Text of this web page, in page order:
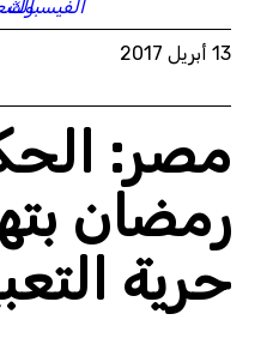
13 أبريل 2017
مصر:
رمضان
حرية